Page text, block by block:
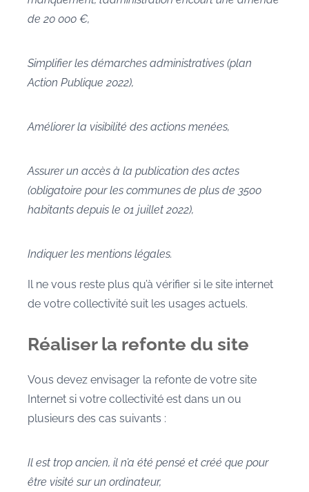
de 20 000 €,
Simplifier les démarches administratives (plan
Action Publique 2022),
Améliorer la visibilité des actions menées,
Assurer un accès à la publication des actes
(obligatoire pour les communes de plus de 3500
habitants depuis le 01 juillet 2022),
Indiquer les mentions légales.
Il ne vous reste plus qu’à vérifier si le site internet
de votre collectivité suit les usages actuels.
Réaliser la refonte du site
Vous devez envisager la refonte de votre site
Internet si votre collectivité est dans un ou
plusieurs des cas suivants :
Il est trop ancien, il n’a été pensé et créé que pour
être visité sur un ordinateur,